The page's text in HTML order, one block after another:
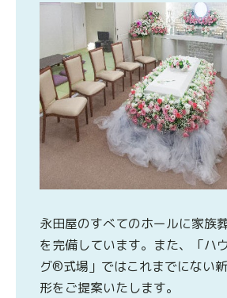
永田屋のすべてのホールに家族
を完備しています。また、「ハ
グ®式場」ではこれまでにない
形をご提案いたします。